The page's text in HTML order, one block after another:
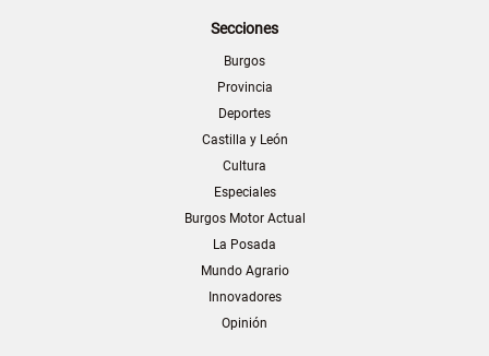
Secciones
Burgos
Provincia
Deportes
Castilla y León
Cultura
Especiales
Burgos Motor Actual
La Posada
Mundo Agrario
Innovadores
Opinión